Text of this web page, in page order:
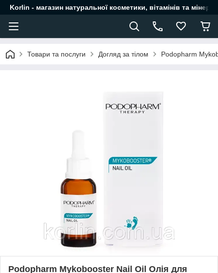
Korlin - магазин натуральної косметики, вітамінів та
Товари та послуги Догляд за тілом Podopharm
Podopharm Mykobooster Nail Oil Олія для